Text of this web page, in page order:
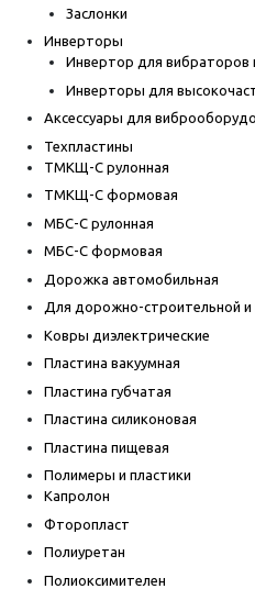
Заслонки
Инверторы
Инвертор для вибраторов
Инверторы для
Аксессуары для
Техпластины
ТМКЩ-С рулонная
ТМКЩ-С формовая
МБС-С рулонная
МБС-С формовая
Дорожка автомобильная
Для дорожно-строительной и
Ковры диэлектрические
Пластина вакуумная
Пластина губчатая
Пластина силиконовая
Пластина пищевая
Полимеры и пластики
Капролон
Фторопласт
Полиуретан
Полиоксимителен